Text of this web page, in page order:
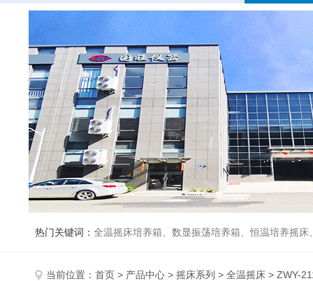
热门关键词： 全温摇床培养箱、数显振荡培养箱、恒温培养摇
当前位置： 首页 > 产品中心 > 摇床系列 > 全温摇床 > ZWY-